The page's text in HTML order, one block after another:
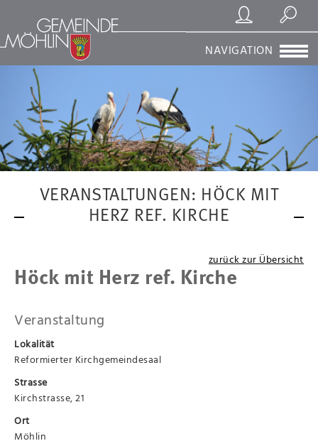
Registrierung/Login
Suchen
NAVIGATION
VERANSTALTUNGEN: HÖCK MIT
HERZ REF. KIRCHE
zurück zur Übersicht
Höck mit Herz ref. Kirche
Veranstaltung
Lokalität
Reformierter Kirchgemeindesaal
Strasse
Kirchstrasse, 21
Ort
Möhlin